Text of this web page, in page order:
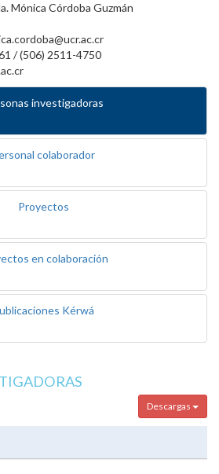
Mónica Córdoba Guzmán
/ (506) 2511-4750
investigadoras
colaborador
Proyectos
en colaboración
Kérwá
Descargas